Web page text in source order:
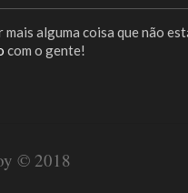
mais alguma coisa que não
com o gente!
© 2018